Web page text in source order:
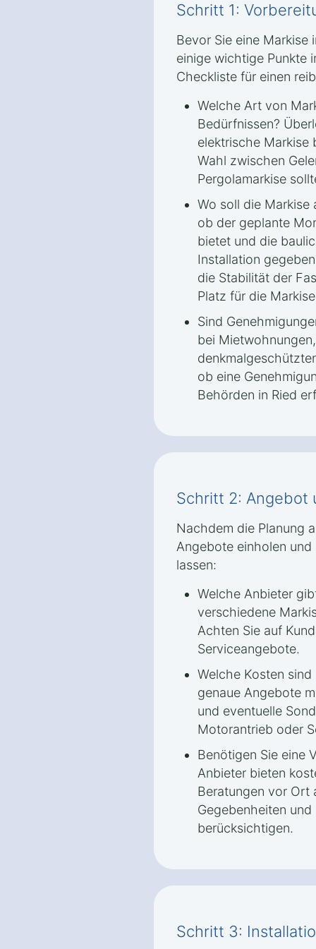
Schritt 1:
Bevor Sie eine Markise
einige wichtige Punkte
Checkliste für einen
Welche Art von
Bedürfnissen?
elektrische Markise
Wahl zwischen
Pergolamarkise
Wo soll die Markise
ob der geplante
bietet und die
Installation
die Stabilität der
Platz für die
Sind
bei
ob eine
Behörden in Ried
Schritt 2: Angebot
Nachdem die Planung
Angebote einholen
lassen:
Welche Anbieter
verschiedene
Achten Sie auf
Serviceangebote.
Welche Kosten
genaue Angebote
und eventuelle
Motorantrieb oder
Benötigen Sie eine
Anbieter bieten
Beratungen vor Ort
Gegebenheiten
berücksichtigen.
Schritt 3: